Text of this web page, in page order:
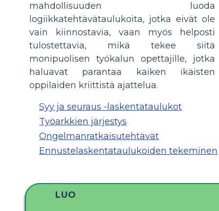
mahdollisuuden luoda
logiikkatehtävätaulukoita, jotka eivät ole
vain kiinnostavia, vaan myös helposti
tulostettavia, mikä tekee siitä
monipuolisen työkalun opettajille, jotka
haluavat parantaa kaiken ikäisten
oppilaiden kriittistä ajattelua.
Syy ja seuraus -laskentataulukot
Työarkkien järjestys
Ongelmanratkaisutehtävät
Ennustelaskentataulukoiden tekeminen
LUO